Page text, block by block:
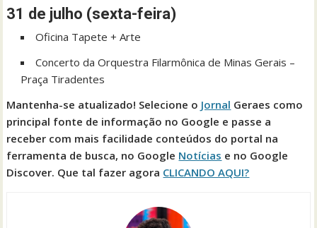
31 de julho (sexta-feira)
Oficina Tapete + Arte
Concerto da Orquestra Filarmônica de Minas Gerais –
Praça Tiradentes
Mantenha-se atualizado! Selecione o Jornal Geraes como
principal fonte de informação no Google e passe a
receber com mais facilidade conteúdos do portal na
ferramenta de busca, no Google Notícias e no Google
Discover. Que tal fazer agora CLICANDO AQUI?